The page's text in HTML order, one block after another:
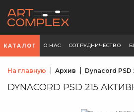
КАТАЛОГ О НАС СОТРУДНИЧЕСТВО
На главную Архив Dynacord PSD
DYNACORD PSD 215